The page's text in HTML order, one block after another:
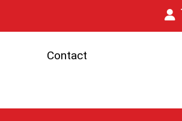
Contact